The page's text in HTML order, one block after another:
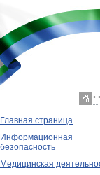
◦ ◦
Главная страница
Информационная
безопасность
Медицинская